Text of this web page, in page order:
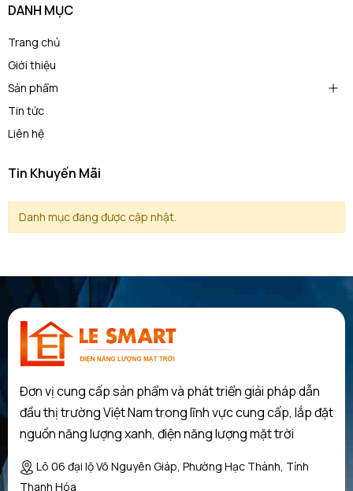
DANH MỤC
Trang chủ
Giới thiệu
Sản phẩm
Tin tức
Liên hệ
Tin Khuyến Mãi
Danh mục đang được cập nhật.
Đơn vị cung cấp sản phẩm và phát triển giải pháp dẫn
đầu thị trường Việt Nam trong lĩnh vực cung cấp, lắp đặt
nguồn năng lượng xanh, điện năng lượng mặt trời
Lô 06 đại lộ Võ Nguyên Giáp, Phường Hạc Thành, Tỉnh
Thanh Hóa